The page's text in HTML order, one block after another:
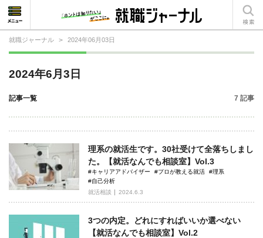
就職ジャーナル > 2024年06月03日
2024年6月3日
記事一覧 7 記事
理系の就活生です。30社受けて全落ちしまし
た。【就活なんでも相談室】Vol.3
#キャリアアドバイザー #プロが教える就活
#理系
#自己分析
就活相談
2024.6.3
3つの内定。どれにすればいいか選べない
【就活なんでも相談室】Vol.2
就活相談
就活ノウハウ
仕事の選び方・ヒント
仕事とは？
就活コラム